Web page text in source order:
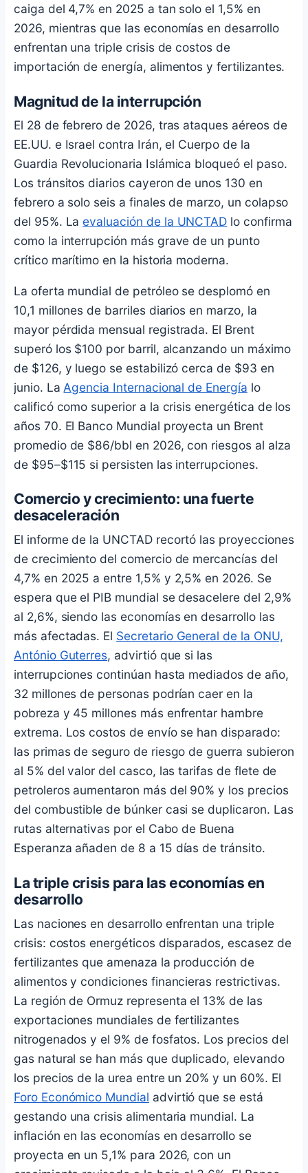
caiga del 4,7% en 2025 a tan solo el 1,5% en
2026, mientras que las economías en desarrollo
enfrentan una triple crisis de costos de
importación de energía, alimentos y fertilizantes.
Magnitud de la interrupción
El 28 de febrero de 2026, tras ataques aéreos de
EE.UU. e Israel contra Irán, el Cuerpo de la
Guardia Revolucionaria Islámica bloqueó el paso.
Los tránsitos diarios cayeron de unos 130 en
febrero a solo seis a finales de marzo, un colapso
del 95%. La evaluación de la UNCTAD lo confirma
como la interrupción más grave de un punto
crítico marítimo en la historia moderna.
La oferta mundial de petróleo se desplomó en
10,1 millones de barriles diarios en marzo, la
mayor pérdida mensual registrada. El Brent
superó los $100 por barril, alcanzando un máximo
de $126, y luego se estabilizó cerca de $93 en
junio. La Agencia Internacional de Energía lo
calificó como superior a la crisis energética de los
años 70. El Banco Mundial proyecta un Brent
promedio de $86/bbl en 2026, con riesgos al alza
de $95–$115 si persisten las interrupciones.
Comercio y crecimiento: una fuerte
desaceleración
El informe de la UNCTAD recortó las proyecciones
de crecimiento del comercio de mercancías del
4,7% en 2025 a entre 1,5% y 2,5% en 2026. Se
espera que el PIB mundial se desacelere del 2,9%
al 2,6%, siendo las economías en desarrollo las
más afectadas. El Secretario General de la ONU,
António Guterres, advirtió que si las
interrupciones continúan hasta mediados de año,
32 millones de personas podrían caer en la
pobreza y 45 millones más enfrentar hambre
extrema. Los costos de envío se han disparado:
las primas de seguro de riesgo de guerra subieron
al 5% del valor del casco, las tarifas de flete de
petroleros aumentaron más del 90% y los precios
del combustible de búnker casi se duplicaron. Las
rutas alternativas por el Cabo de Buena
Esperanza añaden de 8 a 15 días de tránsito.
La triple crisis para las economías en
desarrollo
Las naciones en desarrollo enfrentan una triple
crisis: costos energéticos disparados, escasez de
fertilizantes que amenaza la producción de
alimentos y condiciones financieras restrictivas.
La región de Ormuz representa el 13% de las
exportaciones mundiales de fertilizantes
nitrogenados y el 9% de fosfatos. Los precios del
gas natural se han más que duplicado, elevando
los precios de la urea entre un 20% y un 60%. El
Foro Económico Mundial advirtió que se está
gestando una crisis alimentaria mundial. La
inflación en las economías en desarrollo se
proyecta en un 5,1% para 2026, con un